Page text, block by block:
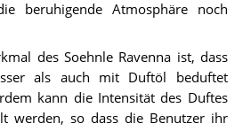
beruhigende Atmosphäre noch
des Soehnle Ravenna ist, dass
als auch mit Duftöl beduftet
kann die Intensität des Duftes
werden, so dass die Benutzer ihr